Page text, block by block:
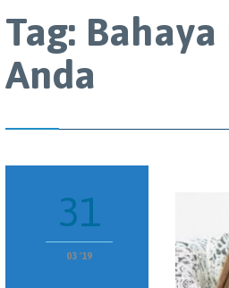
Tag:
Anda
31
03 '19